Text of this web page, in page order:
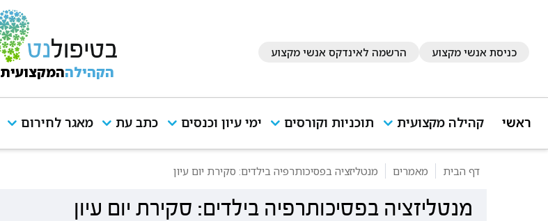
כניסת אנשי מקצוע הרשמה לאינדקס אנשי מקצוע
הקהילההמקצועית
ראשי קהילה מקצועית תוכניות וקורסים ימי עיון וכנסים כתב עת מאגר לחירום
דף הבית מאמרים מנטליזציה בפסיכותרפיה בילדים: סקירת יום עיון
מנטליזציה בפסיכותרפיה בילדים: סקירת יום עיון